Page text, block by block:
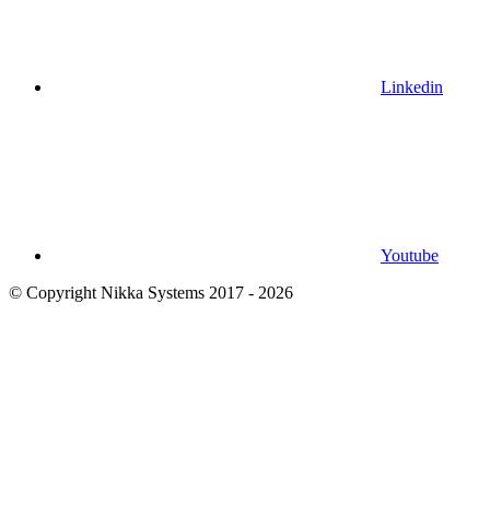
Linkedin
Youtube
© Copyright Nikka Systems 2017 - 2026